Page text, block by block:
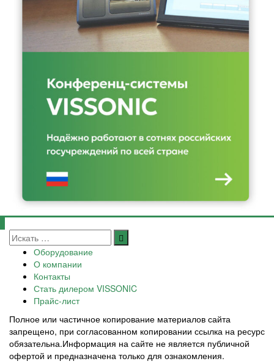
Оборудование
О компании
Контакты
Стать дилером VISSONIC
Прайс-лист
Полное или частичное копирование материалов сайта
запрещено, при согласованном копировании ссылка на ресурс
обязательна.Информация на сайте не является публичной
офертой и предназначена только для ознакомления.